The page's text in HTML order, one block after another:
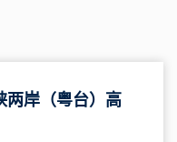
两岸（粤台）高